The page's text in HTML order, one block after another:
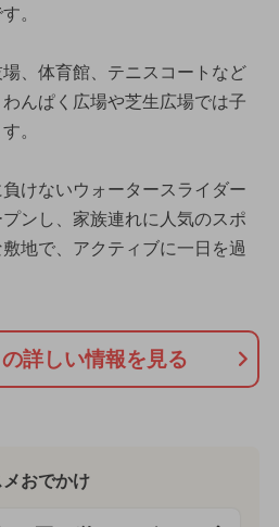
。
、体育館、テニスコートなど
んぱく広場や芝生広場では子
。
けないウォータースライダー
ンし、家族連れに人気のスポ
地で、アクティブに一日を過
詳しい情報を見る
おでかけ